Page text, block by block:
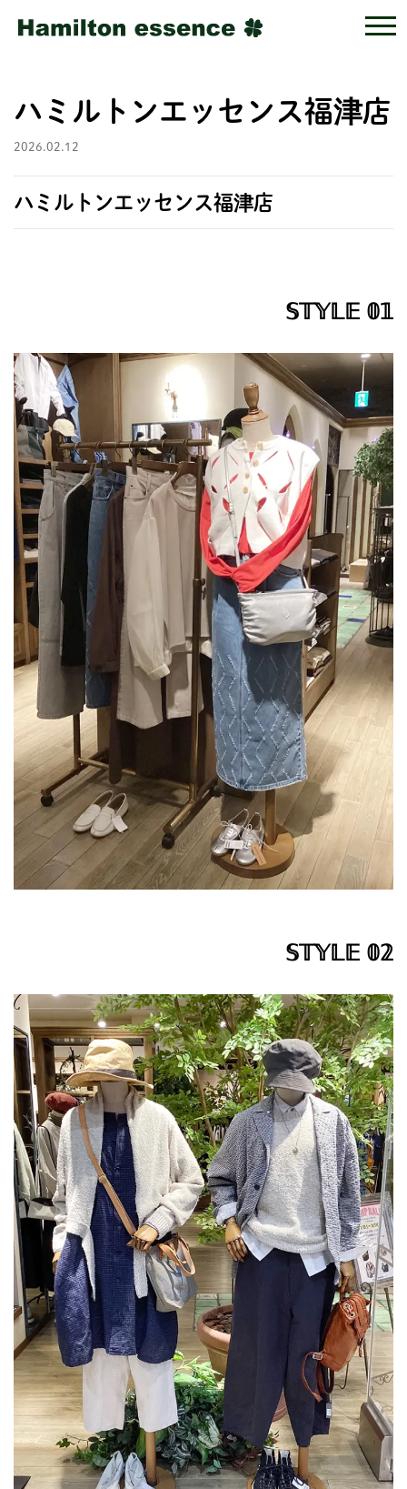
ハミルトンエッセンス福津店
2026.02.12
ハミルトンエッセンス福津店
𝕊𝕋𝕐𝕃𝔼 𝟘𝟙
𝕊𝕋𝕐𝕃𝔼 𝟘𝟚